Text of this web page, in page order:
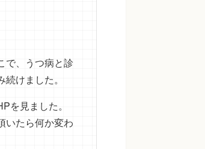
で、うつ病と診
けました。
を見ました。
いたら何か変わ